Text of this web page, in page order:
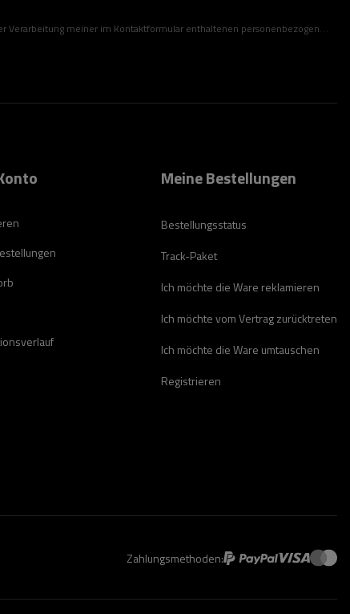
enthaltenen personenbezogenen Daten gemäß der Verordnung (EU) des Europäischen Parlaments und des Rates zu.
Meine Bestellungen
Bestellungsstatus
Track-Paket
Ich möchte die Ware reklamieren
Ich möchte vom Vertrag zurücktreten
Ich möchte die Ware umtauschen
Registrieren
Zahlungsmethoden: